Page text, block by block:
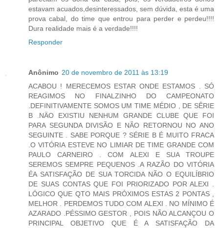
estavam acuados,desinteressados, sem dúvida, esta é uma
prova cabal, do time que entrou para perder e perdeu!!!!
Dura realidade mais é a verdade!!!!
Responder
Anônimo 20 de novembro de 2011 às 13:19
ACABOU ! MERECEMOS ESTAR ONDE ESTAMOS . SÓ
REAGIMOS NO FINALZINHO DO CAMPEONATO
.DEFINITIVAMENTE SOMOS UM TIME MÉDIO , DE SÊRIE
B .NÄO EXISTIU NENHUM GRANDE CLUBE QUE FOI
PARA SEGUNDA DIVISÃO E NÃO RETORNOU NO ANO
SEGUINTE . SABE PORQUE ? SÉRIE B É MUITO FRACA
.O VITÓRIA ESTEVE NO LIMIAR DE TIME GRANDE COM
PAULO CARNEIRO . COM ALEXI E SUA TROUPE
SEREMOS SEMPRE PEQUENOS .A RAZÃO DO VITÓRIA
ÉA SATISFAÇÃO DE SUA TORCIDA NÃO O EQUILÍBRIO
DE SUAS CONTAS QUE FOI PRIORIZADO POR ALEXI .
LÓGICO QUE QTO MAIS PRÓXIMOS ESTAS 2 PONTAS ,
MELHOR . PERDEMOS TUDO COM ALEXI . NO MÍNIMO É
AZARADO .PÉSSIMO GESTOR , POIS NÃO ALCANÇOU O
PRINCIPAL OBJETIVO QUE É A SATISFAÇÃO DA